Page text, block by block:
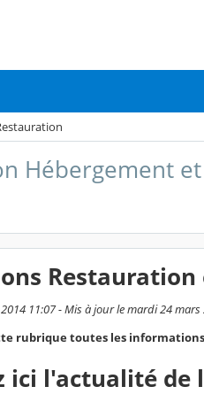
Hébergement
Restauration
11:07 - Mis à jour le mardi 24 mars
rubrique toutes les
ici l'actualité